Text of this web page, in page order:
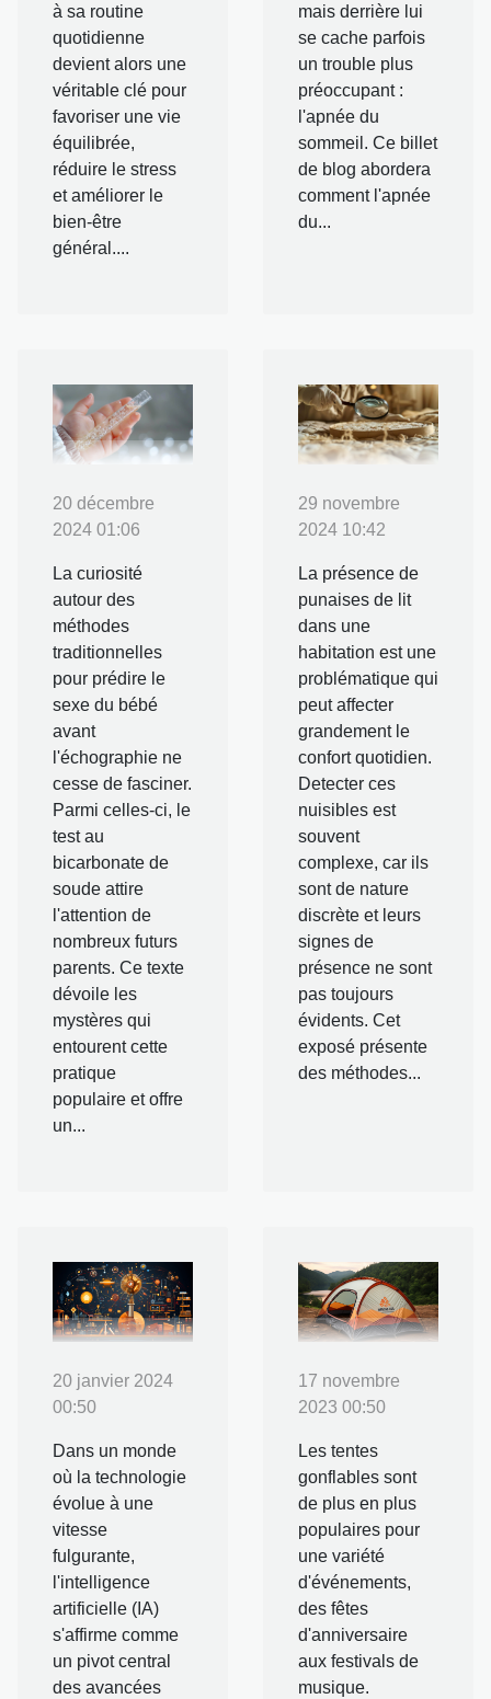
à sa routine
quotidienne
devient alors une
véritable clé pour
favoriser une vie
équilibrée,
réduire le stress
et améliorer le
bien-être
général....
mais derrière lui
se cache parfois
un trouble plus
préoccupant :
l'apnée du
sommeil. Ce billet
de blog abordera
comment l'apnée
du...
20 décembre
2024 01:06
La curiosité
autour des
méthodes
traditionnelles
pour prédire le
sexe du bébé
avant
l'échographie ne
cesse de fasciner.
Parmi celles-ci, le
test au
bicarbonate de
soude attire
l'attention de
nombreux futurs
parents. Ce texte
dévoile les
mystères qui
entourent cette
pratique
populaire et offre
un...
29 novembre
2024 10:42
La présence de
punaises de lit
dans une
habitation est une
problématique qui
peut affecter
grandement le
confort quotidien.
Detecter ces
nuisibles est
souvent
complexe, car ils
sont de nature
discrète et leurs
signes de
présence ne sont
pas toujours
évidents. Cet
exposé présente
des méthodes...
20 janvier 2024
00:50
Dans un monde
où la technologie
évolue à une
vitesse
fulgurante,
l'intelligence
artificielle (IA)
s'affirme comme
un pivot central
des avancées
17 novembre
2023 00:50
Les tentes
gonflables sont
de plus en plus
populaires pour
une variété
d'événements,
des fêtes
d'anniversaire
aux festivals de
musique.